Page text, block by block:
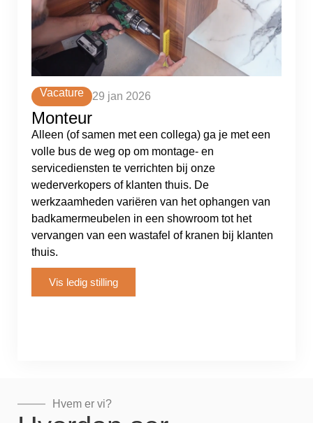
Vacature 29 jan 2026
Monteur
Alleen (of samen met een collega) ga je met een
volle bus de weg op om montage- en
servicediensten te verrichten bij onze
wederverkopers of klanten thuis. De
werkzaamheden variëren van het ophangen van
badkamermeubelen in een showroom tot het
vervangen van een wastafel of kranen bij klanten
thuis.
Vis ledig stilling
Hvem er vi?